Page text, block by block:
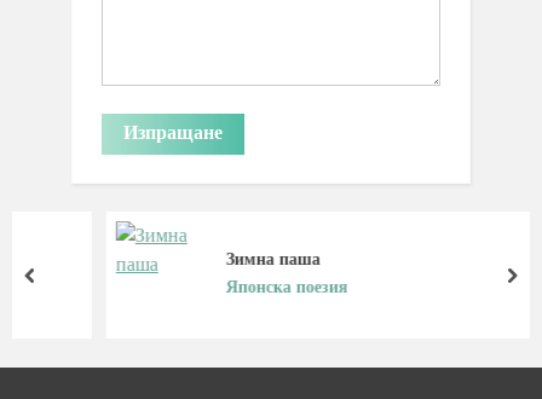
Зимна паша
Японска поезия
prev